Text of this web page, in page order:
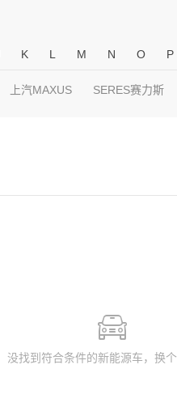
K L M N O P
上汽MAXUS SERES赛力斯
没找到符合条件的新能源车，换